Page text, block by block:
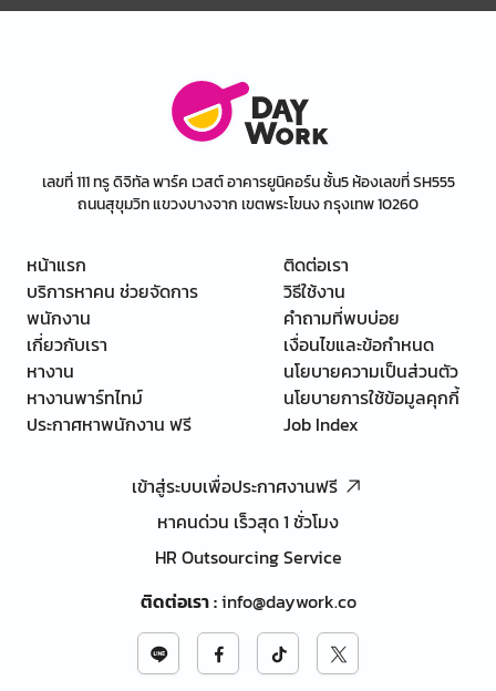
เลขที่ 111 ทรู ดิจิทัล พาร์ค เวสต์ อาคารยูนิคอร์น ชั้น5 ห้องเลขที่ SH555
ถนนสุขุมวิท แขวงบางจาก เขตพระโขนง กรุงเทพ 10260
หน้าแรก
บริการหาคน ช่วยจัดการ
พนักงาน
เกี่ยวกับเรา
หางาน
หางานพาร์ทไทม์
ประกาศหาพนักงาน ฟรี
ติดต่อเรา
วิธีใช้งาน
คำถามที่พบบ่อย
เงื่อนไขและข้อกำหนด
นโยบายความเป็นส่วนตัว
นโยบายการใช้ข้อมูลคุกกี้
Job Index
เข้าสู่ระบบเพื่อประกาศงานฟรี
หาคนด่วน เร็วสุด 1 ชั่วโมง
HR Outsourcing Service
ติดต่อเรา:info@daywork.co